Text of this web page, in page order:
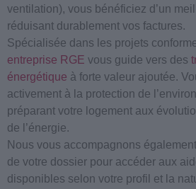
ventilation), vous bénéficiez d’un
réduisant durablement vos factures.
Spécialisée dans les projets
entreprise RGE vous guide vers des
énergétique à forte valeur ajoutée.
activement à la protection de
préparant votre logement aux
de l’énergie.
Nous vous accompagnons
de votre dossier pour accéder aux
disponibles selon votre profil et la